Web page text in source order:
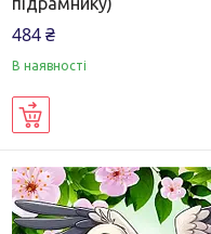
484 ₴
В наявності